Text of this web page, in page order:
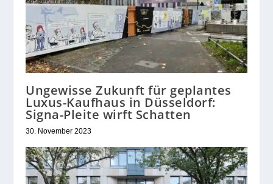
Ungewisse Zukunft für geplantes
Luxus-Kaufhaus in Düsseldorf:
Signa-Pleite wirft Schatten
30. November 2023